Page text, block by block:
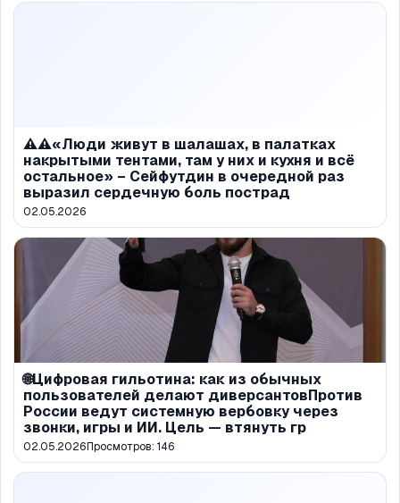
⚠️⚠️«Люди живут в шалашах, в палатках
накрытыми тентами, там у них и кухня и всё
остальное» – Сейфутдин в очередной раз
выразил сердечную боль пострад
02.05.2026
🌐Цифровая гильотина: как из обычных
пользователей делают диверсантовПротив
России ведут системную вербовку через
звонки, игры и ИИ. Цель — втянуть гр
02.05.2026Просмотров: 146